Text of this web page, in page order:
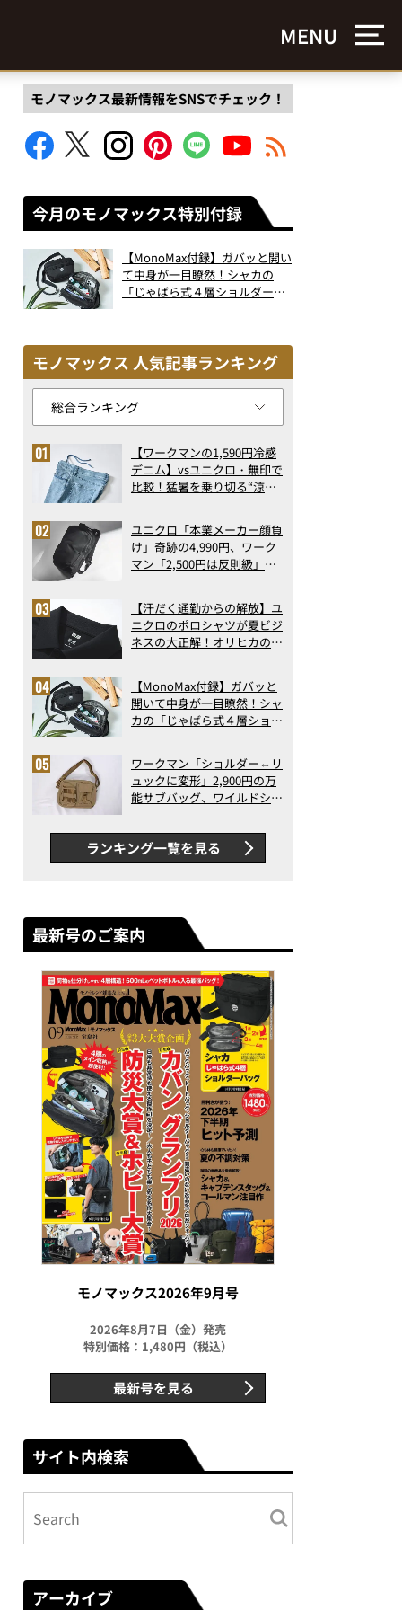
MENU
モノマックス最新情報をSNSでチェック！
今月のモノマックス特別付録
【MonoMax付録】ガバッと開い
て中身が一目瞭然！シャカの
「じゃばら式４層ショルダーバ
モノマックス 人気記事ランキング
【ワークマンの1,590円冷感
デニム】vsユニクロ・無印で
比較！猛暑を乗り切る“涼感
で決定版
ユニクロ「本業メーカー顔負
け」奇跡の4,990円、ワーク
マン「2,500円は反則級」凄
ト3】（2026年6月版）
【汗だく通勤からの解放】ユ
ニクロのポロシャツが夏ビジ
ネスの大正解！オリヒカの透
アの実力
【MonoMax付録】ガバッと
開いて中身が一目瞭然！シャ
カの「じゃばら式４層ショル
った！
ワークマン「ショルダー⇔リ
ュックに変形」2,900円の万
能サブバッグ、ワイルドシン
録…ほか【休日バッグの人気
記事ランキングベスト3】
（2026年6月版）
ランキング一覧を見る
最新号のご案内
モノマックス2026年9月号
2026年8月7日（金）発売
特別価格：1,480円（税込）
最新号を見る
サイト内検索
アーカイブ